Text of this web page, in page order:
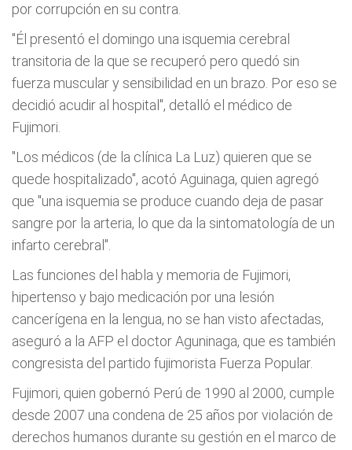
por corrupción en su contra.
"Él presentó el domingo una isquemia cerebral
transitoria de la que se recuperó pero quedó sin
fuerza muscular y sensibilidad en un brazo. Por eso se
decidió acudir al hospital", detalló el médico de
Fujimori.
"Los médicos (de la clínica La Luz) quieren que se
quede hospitalizado", acotó Aguinaga, quien agregó
que "una isquemia se produce cuando deja de pasar
sangre por la arteria, lo que da la sintomatología de un
infarto cerebral".
Las funciones del habla y memoria de Fujimori,
hipertenso y bajo medicación por una lesión
cancerígena en la lengua, no se han visto afectadas,
aseguró a la AFP el doctor Aguninaga, que es también
congresista del partido fujimorista Fuerza Popular.
Fujimori, quien gobernó Perú de 1990 al 2000, cumple
desde 2007 una condena de 25 años por violación de
derechos humanos durante su gestión en el marco de